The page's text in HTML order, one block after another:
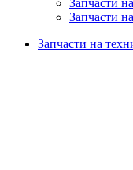
Запчасти
Запчасти на